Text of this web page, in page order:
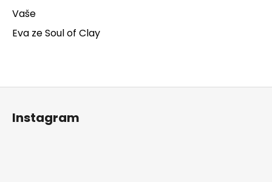
Vaše
Eva ze Soul of Clay
j
í
t
Instagram